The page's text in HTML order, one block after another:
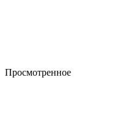
Просмотренное